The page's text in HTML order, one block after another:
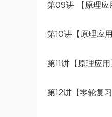
第09讲 【原理应
第10讲【原理应
第11讲【原理应
第12讲【零轮复